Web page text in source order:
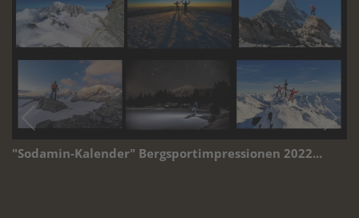
"Sodamin-Kalender" Bergsportimpressionen 2022...